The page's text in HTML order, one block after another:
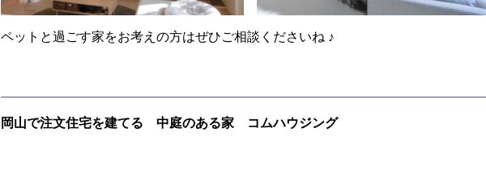
ペットと過ごす家をお考えの方はぜひご相談くださいね ♪
岡山で注文住宅を建てる 中庭のある家 コムハウジング